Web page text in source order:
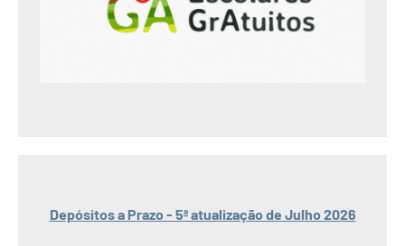
Depósitos a Prazo - 5ª atualização de Julho 2026